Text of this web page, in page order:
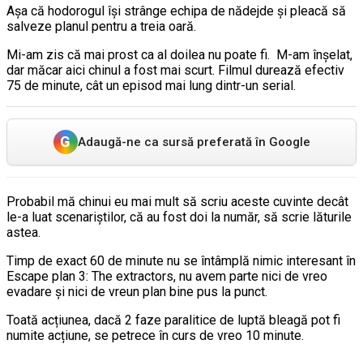
Așa că hodorogul își strânge echipa de nădejde și pleacă să
salveze planul pentru a treia oară.
Mi-am zis că mai prost ca al doilea nu poate fi. M-am înșelat,
dar măcar aici chinul a fost mai scurt. Filmul durează efectiv
75 de minute, cât un episod mai lung dintr-un serial.
G Adaugă-ne ca sursă preferată în Google
Probabil mă chinui eu mai mult să scriu aceste cuvinte decât
le-a luat scenariștilor, că au fost doi la număr, să scrie lăturile
astea.
Timp de exact 60 de minute nu se întâmplă nimic interesant în
Escape plan 3: The extractors, nu avem parte nici de vreo
evadare și nici de vreun plan bine pus la punct.
Toată acțiunea, dacă 2 faze paralitice de luptă bleagă pot fi
numite acțiune, se petrece în curs de vreo 10 minute.